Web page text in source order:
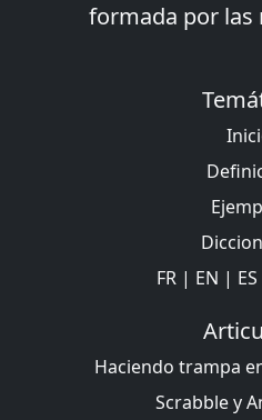
formada por las
FR | EN | ES
Haciendo trampa
Scrabble y